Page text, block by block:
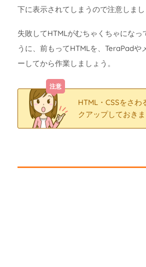
下に表示されてしまうので注意しまし
失敗してHTMLがむちゃくちゃになっ
うに、前もってHTMLを、TeraPadや
ーしてから作業しましょう。
HTML・CSSをさわ
クアップしておきま